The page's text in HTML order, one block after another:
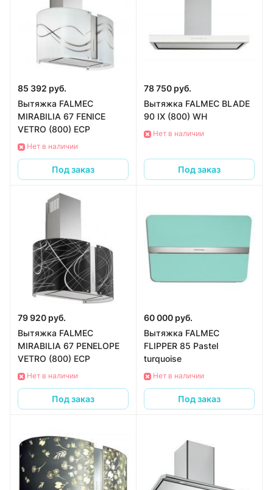
85 392 руб.
Вытяжка FALMEC
MIRABILIA 67 FENICE
VETRO (800) ECP
Нет в наличии
Под заказ
78 750 руб.
Вытяжка FALMEC BLADE
90 IX (800) WH
Нет в наличии
Под заказ
79 920 руб.
Вытяжка FALMEC
MIRABILIA 67 PENELOPE
VETRO (800) ECP
Нет в наличии
Под заказ
60 000 руб.
Вытяжка FALMEC
FLIPPER 85 Pastel
turquoise
Нет в наличии
Под заказ